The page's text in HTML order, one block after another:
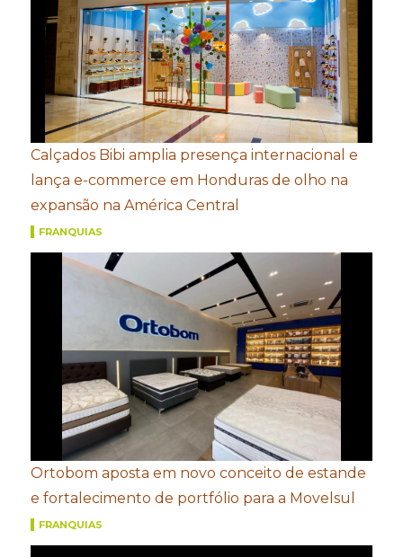
Calçados Bibi amplia presença internacional e
lança e-commerce em Honduras de olho na
expansão na América Central
FRANQUIAS
Ortobom aposta em novo conceito de estande
e fortalecimento de portfólio para a Movelsul
FRANQUIAS